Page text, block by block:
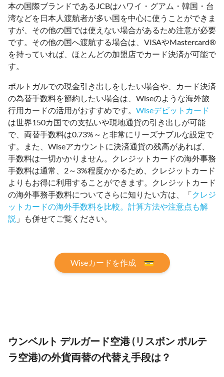
本の国際ブランドであるJCBはハワイ・グアム・韓国・台
湾などを日本人渡航者が多い国を中心に使うことができま
すが、その他の国では使えない場合があるため注意が必要
です。その他の国へ渡航する場合は、VISAやMastercard®
を持っていれば、ほとんどの加盟店でカード決済が可能で
す。
ポルトガルでの現金引き出しをしたい場合や、カード決済
の為替手数料を節約したい場合は、Wiseのような海外旅
行用カードの活用がおすすめです。 Wiseデビットカード
は世界150カ国での支払いや現地通貨の引き出しが可能
で、両替手数料は0.73%～と非常にリーズナブルな設定で
す。また、Wiseアカウントに決済通貨の残高があれば、
手数料は一切かかりません。クレジットカードの海外事務
手数料は通常、2～3%程度かかるため、クレジットカード
よりもお得に利用することができます。クレジットカード
の海外事務手数料についてさらに知りたい方は、「クレジ
ットカードの海外手数料を比較。計算方法や注意点も解
説 」も併せてご覧ください。
Wiseカードを作成 💳
ウンベルト デルガード空港 (リスボン ポルテ
ラ空港)の外貨両替の代替え手段は？